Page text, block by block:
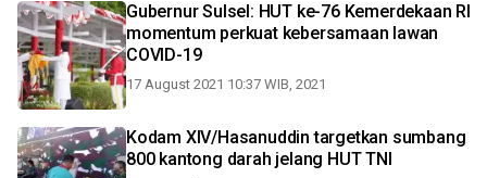
Gubernur Sulsel: HUT ke-76 Kemerdekaan RI
momentum perkuat kebersamaan lawan
COVID-19
17 August 2021 10:37 WIB, 2021
Kodam XIV/Hasanuddin targetkan sumbang
800 kantong darah jelang HUT TNI